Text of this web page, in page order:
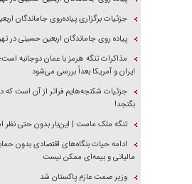
جزئیات برگزاری پیاده‌روی جاماندگان
پیاده روی جاماندگان اربعین حسینی در
مذاکرات تنگه هرمز با عمان دوجانبه
ایران و آمریکا بعداً بررسی می‌شود
جزئیات شکنجه‌هایم فراتر از آن است که
بگنجد!
تنگه ملک ماست | این‌بار بدون حتی نظر
ادامه حیات بنگاه‌های اقتصادی بدون
مالیاتی و بیمه‌ای ممکن نیست
وزیر صمت عازم پاکستان شد